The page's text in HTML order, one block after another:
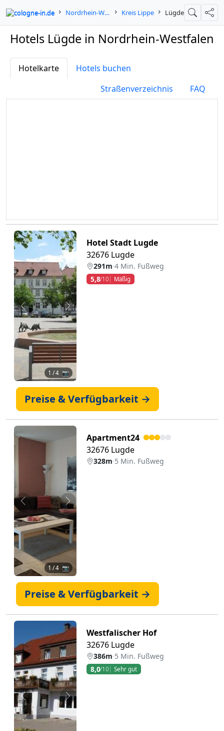
cologne-in.de Nordrhein-Westfalen Kreis Lippe Lügde Suche
Hotels Lügde in Nordrhein-Westfalen
Hotelkarte
Hotels buchen
Straßenverzeichnis
FAQ
Zurück Weiter
1 / 4 📷
Hotel Stadt Lugde
32676 Lugde
291m·4 Min. Fußweg
5,8/10 Mäßig
Preise & Verfügbarkeit →
Zurück Weiter
1 / 4 📷
Apartment24
32676 Lugde
328m·5 Min. Fußweg
Preise & Verfügbarkeit →
Zurück Weiter
Westfalischer Hof
32676 Lugde
386m·5 Min. Fußweg
8,0/10 Sehr gut